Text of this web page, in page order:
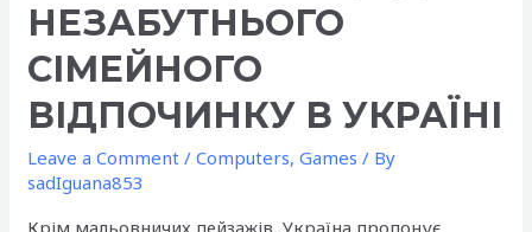
та
процедури
НЕЗАБУТНЬОГО
СІМЕЙНОГО
ВІДПОЧИНКУ В УКРАЇНІ
Leave a Comment /Computers, Games / By
sadIguana853
Крім мальовничих пейзажів, Україна пропонує